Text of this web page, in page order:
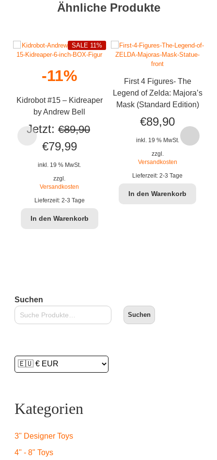
Ähnliche Produkte
-11%
Kidrobot #15 – Kidreaper
by Andrew Bell
SALE 11%
Jetzt: €89,90
Ursprünglicher
Preis
war:
€89,90
€79,99Aktueller
Preis
€79,99.
inkl. 19 % MwSt.
zzgl.
Versandkosten
Lieferzeit: 2-3 Tage
In den Warenkorb
First 4 Figures- The
Legend of Zelda: Majora’s
Mask (Standard Edition)
€89,90
inkl. 19 % MwSt.
zzgl.
Versandkosten
Lieferzeit:2-3 Tage
In den Warenkorb
Suchen
Suchen
Kategorien
3" Designer Toys
4" - 8" Toys